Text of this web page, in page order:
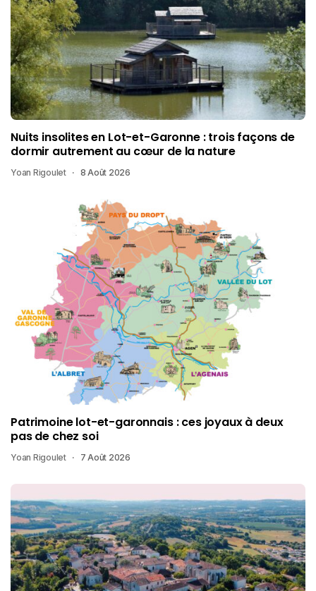
Nuits insolites en Lot-et-Garonne : trois façons de
dormir autrement au cœur de la nature
Yoan Rigoulet 8 Août 2026
Patrimoine lot-et-garonnais : ces joyaux à deux
pas de chez soi
Yoan Rigoulet 7 Août 2026